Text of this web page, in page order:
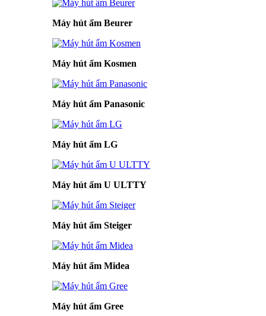
Máy hút ẩm Beurer
Máy hút ẩm Kosmen
Máy hút ẩm Panasonic
Máy hút ẩm LG
Máy hút ẩm U ULTTY
Máy hút ẩm Steiger
Máy hút ẩm Midea
Máy hút ẩm Gree